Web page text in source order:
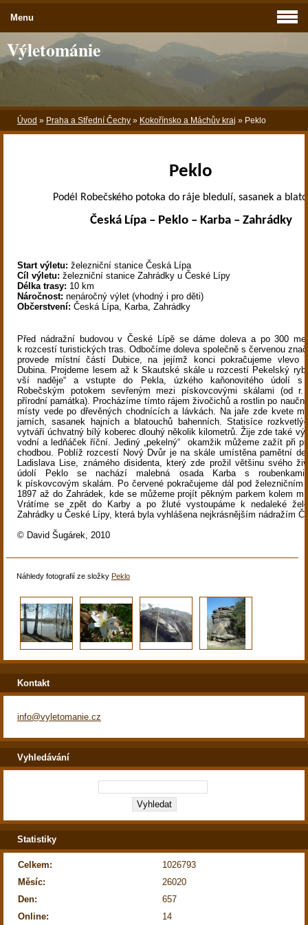
Výletománie
Úvod » Praha a Střední Čechy » Kokořínsko a Máchův kraj » Peklo
Peklo
Podél Robečského potoka do ráje bledulí, sasanek a
Česká Lípa – Peklo – Karba – Zahrádky
Start výletu: železniční stanice Česká Lípa
Cíl výletu: železniční stanice Zahrádky u České Lípy
Délka trasy: 10 km
Náročnost: nenáročný výlet (vhodný i pro děti)
Občerstvení: Česká Lípa, Karba, Zahrádky
Před nádražní budovou v České Lípě se dáme doleva a po 300
k rozcestí turistických tras. Odbočíme doleva společně s červenou
provede místní částí Dubice, na jejímž konci pokračujeme vlevo
Dubina. Projdeme lesem až k Skautské skále u rozcestí Pekelský
vší naděje“ a vstupte do Pekla, úzkého kaňonovitého údolí s
Robečským potokem sevřeným mezi pískovcovými skálami (od r.
přírodní památka). Procházíme tímto rájem živočichů a rostlin po
místy vede po dřevěných chodnících a lávkách. Na jaře zde kvete
jarních, sasanek hajních a blatouchů bahenních. Statisíce
vytváří úchvatný bílý koberec dlouhý několik kilometrů. Žije zde také
vodní a ledňáček říční. Jediný „pekelný“
okamžik můžeme zažít při
chodbou. Poblíž rozcestí Nový Dvůr je na skále umístěna pamětní
Ladislava Lise, známého disidenta, který zde prožil většinu svého
údolí Peklo se nachází malebná osada Karba s roubenkami
k pískovcovým skalám. Po červené pokračujeme dál pod železničním
1897 až do Zahrádek, kde se můžeme projít pěkným parkem kolem
Vrátíme se zpět do Karby a po žluté vystoupáme k nedaleké
Zahrádky u České Lípy, která byla vyhlášena nejkrásnějším nádražím
© David Šugárek, 2010
Náhledy fotografií ze složky Peklo
Menu
Kontakt
info@vyletomanie.cz
Vyhledávání
Statistiky
Online: 14
Celkem:
1026793
Měsíc:
26020
Den:
657